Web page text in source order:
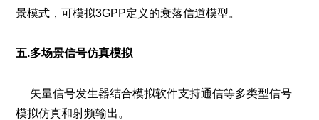
景模式，可模拟3GPP定义的衰落信道模型。
五.多场景信号仿真模拟
矢量信号发生器结合模拟软件支持通信等多类型信号
模拟仿真和射频输出。